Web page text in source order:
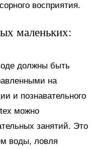
восприятия.
маленьких:
должны быть
на
и познавательного
можно
занятий. Это
воды, ловля